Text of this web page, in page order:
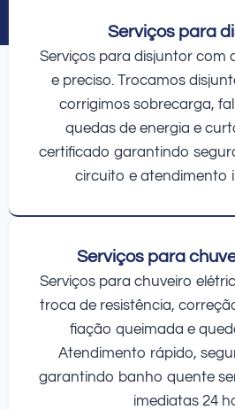
Serviços para
Serviços para disjuntor com
e preciso. Trocamos
corrigimos sobrecarga,
quedas de energia e
certificado garantindo
circuito e atendimento
Serviços para
Serviços para chuveiro
troca de resistência,
fiação queimada e
Atendimento rápido,
garantindo banho quente
imediatas 24